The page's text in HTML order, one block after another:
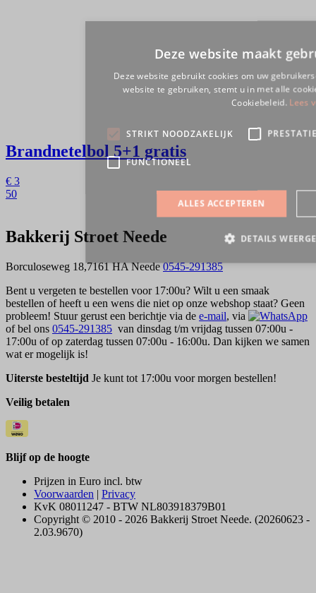
Brandnetelbol 5+1 gratis
€ 3
50
Bakkerij Stroet Neede
Borculoseweg 18,7161 HA Neede0545-291385
Bent u vergeten te bestellen voor 17:00u? Wilt u een smaak
bestellen of heeft u een wens die niet op onze webshop staat? Geen
probleem! Stuur gerust een berichtje via de e-mail, via
of bel ons 0545-291385 van dinsdag t/m vrijdag tussen 07:00u -
17:00u of op zaterdag tussen 07:00u - 16:00u. Dan kijken we samen
wat er mogelijk is!
Uiterste besteltijd Je kunt tot 17:00u voor morgen bestellen!
Veilig betalen
Blijf op de hoogte
Prijzen in Euro incl. btw
Voorwaarden | Privacy
KvK 08011247 - BTW NL803918379B01
Copyright © 2010 - 2026 Bakkerij Stroet Neede. (20260623 -
2.03.9670)